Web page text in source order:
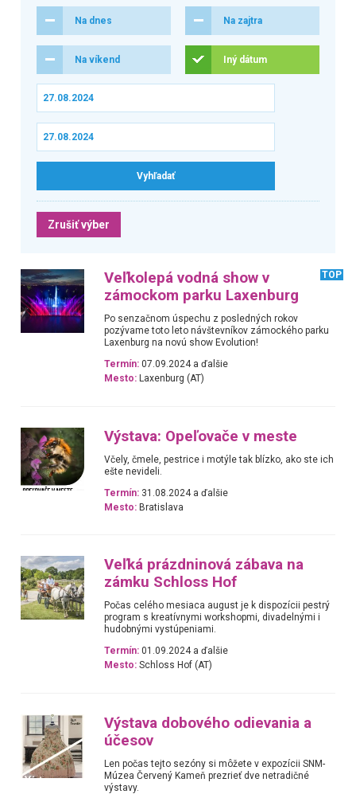
Na dnes Na zajtra
Na víkend Iný dátum
Zrušiť výber
Veľkolepá vodná show v
zámockom parku Laxenburg
TOP
Po senzačnom úspechu z posledných rokov
pozývame toto leto návštevníkov zámockého parku
Laxenburg na novú show Evolution!
Termín: 07.09.2024 a ďalšie
Mesto: Laxenburg (AT)
Výstava: Opeľovače v meste
Včely, čmele, pestrice i motýle tak blízko, ako ste ich
ešte nevideli.
Termín: 31.08.2024 a ďalšie
Mesto: Bratislava
Veľká prázdninová zábava na
zámku Schloss Hof
Počas celého mesiaca august je k dispozícii pestrý
program s kreatívnymi workshopmi, divadelnými i
hudobnými vystúpeniami.
Termín: 01.09.2024 a ďalšie
Mesto: Schloss Hof (AT)
Výstava dobového odievania a
účesov
Len počas tejto sezóny si môžete v expozícii SNM-
Múzea Červený Kameň prezrieť dve netradičné
výstavy.